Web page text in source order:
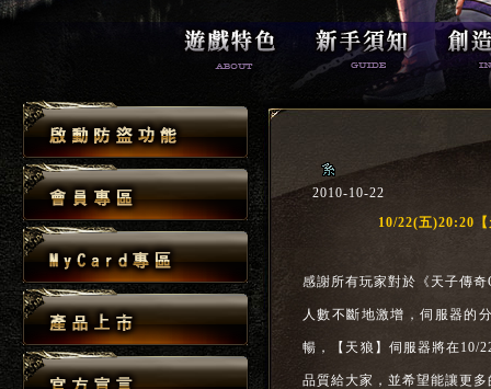
2010-10-22
10/22(五)20:20
感謝所有玩家對於《天子傳
人數不斷地激增，伺服器的
暢，【天狼】伺服器將在10/
品質給大家，並希望能讓更